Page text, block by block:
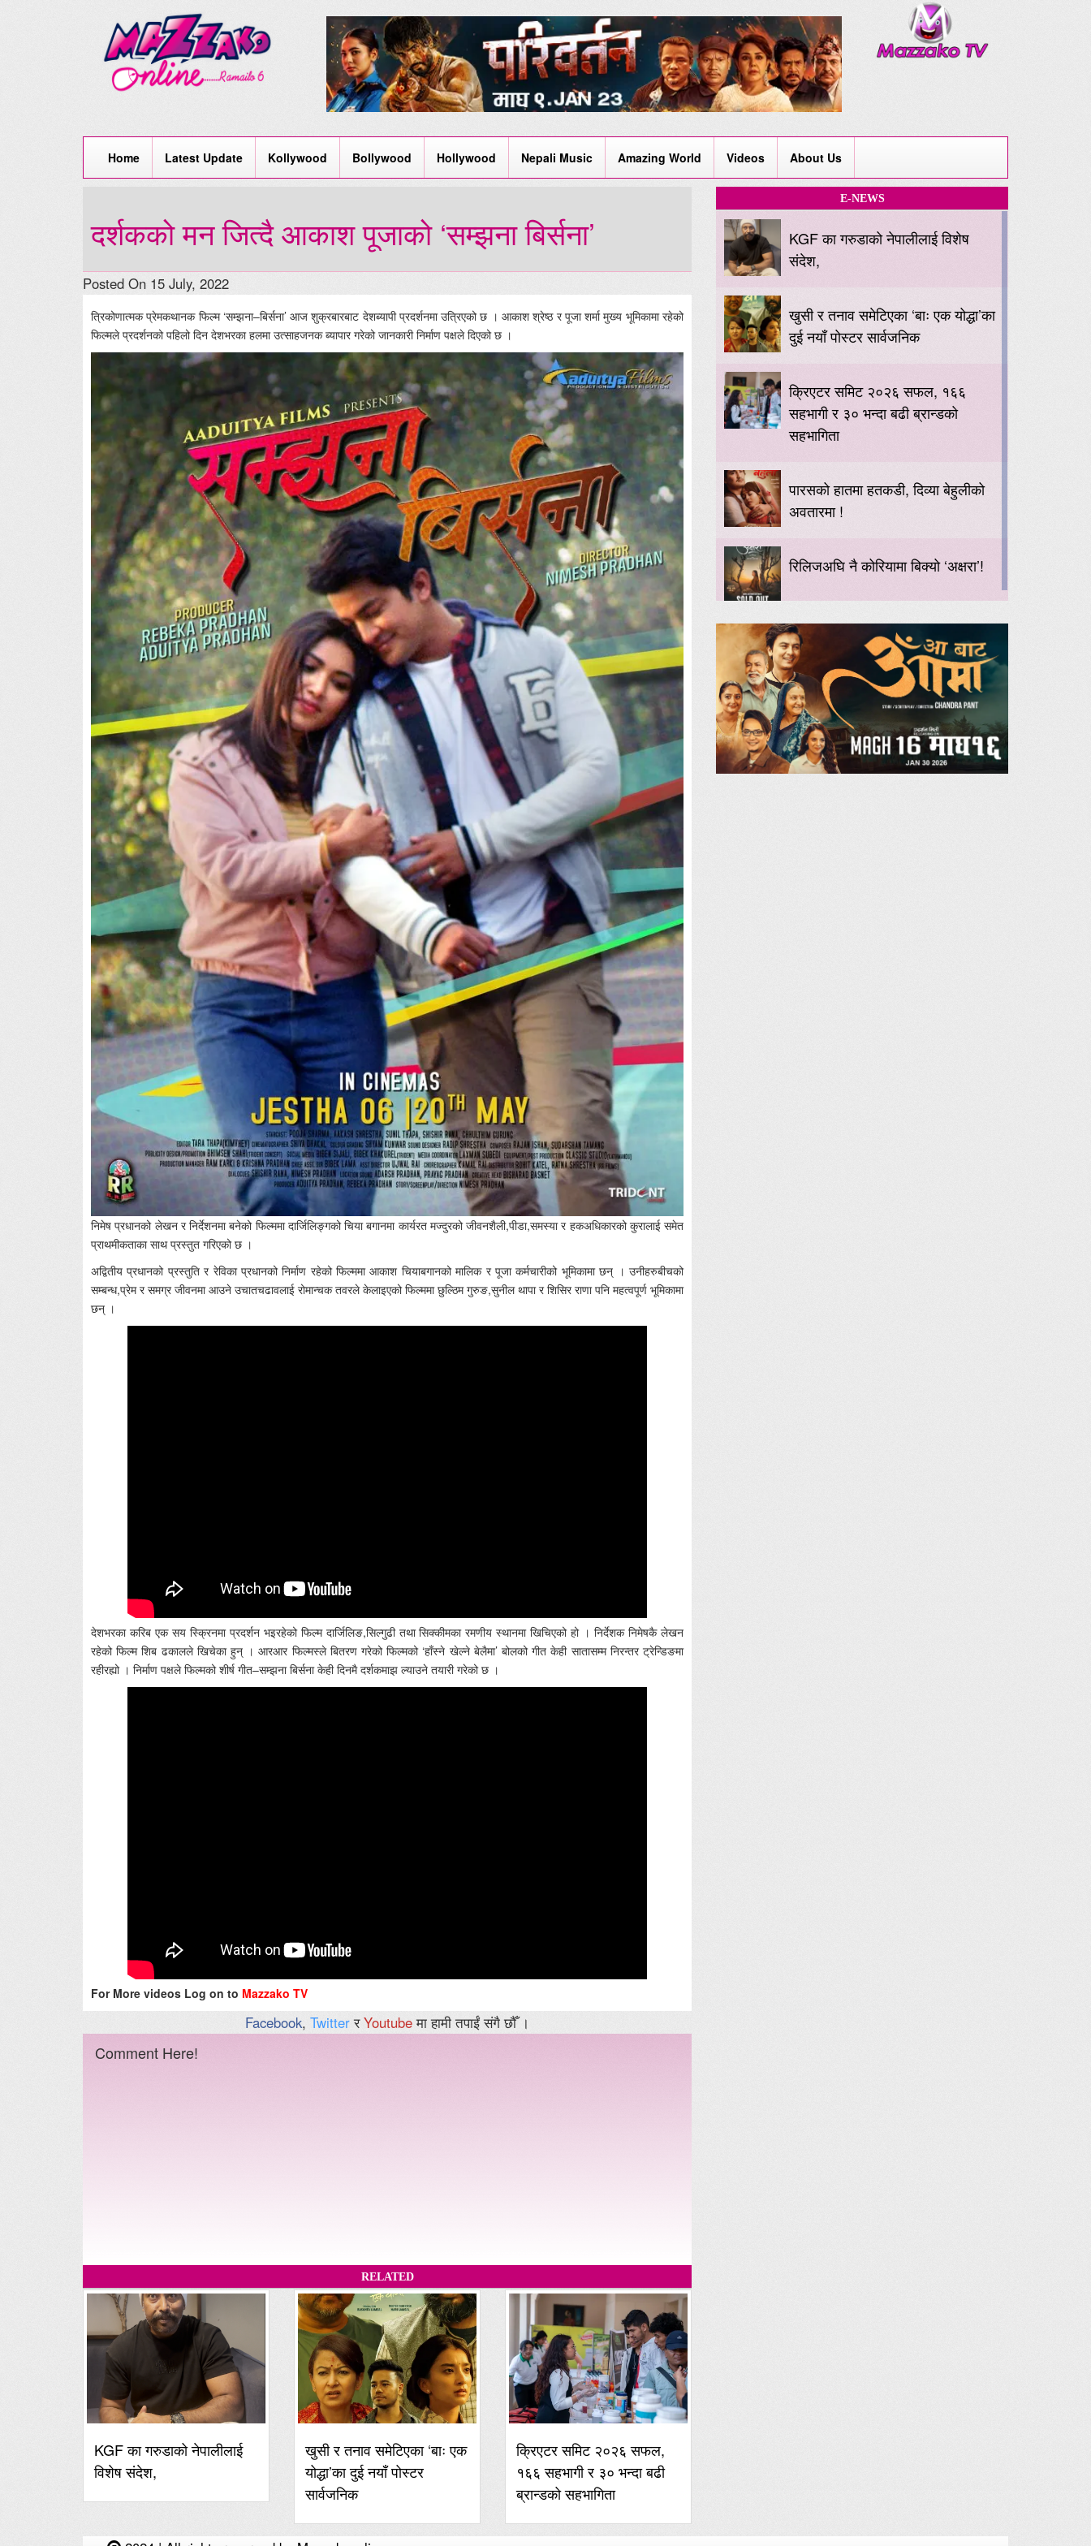
Home Latest Update Kollywood Bollywood Hollywood Nepali Music Amazing World Videos About Us
दर्शकको मन जित्दै आकाश पूजाको ‘सम्झना बिर्सना’
Posted On 15 July, 2022
त्रिकोणात्मक प्रेमकथानक फिल्म ‘सम्झना–बिर्सना’ आज शुक्रबारबाट देशब्यापी प्रदर्शनमा उत्रिएको छ । आकाश श्रेष्ठ र पूजा शर्मा मुख्य भूमिकामा रहेको
फिल्मले प्रदर्शनको पहिलो दिन देशभरका हलमा उत्साहजनक ब्यापार गरेको जानकारी निर्माण पक्षले दिएको छ ।
निमेष प्रधानको लेखन र निर्देशनमा बनेको फिल्ममा दार्जिलिङ्गको चिया बगानमा कार्यरत मज्दुरको जीवनशैली,पीडा,समस्या र हकअधिकारको कुरालाई समेत
प्राथमीकताका साथ प्रस्तुत गरिएको छ ।
अद्वितीय प्रधानको प्रस्तुति र रेविका प्रधानको निर्माण रहेको फिल्ममा आकाश चियाबगानको मालिक र पूजा कर्मचारीको भूमिकामा छन् । उनीहरुबीचको
सम्बन्ध,प्रेम र समग्र जीवनमा आउने उचातचढावलाई रोमान्चक तवरले केलाइएको फिल्ममा छुल्ठिम गुरुङ,सुनील थापा र शिसिर राणा पनि महत्वपूर्ण भूमिकामा
छन् ।
देशभरका करिब एक सय स्क्रिनमा प्रदर्शन भइरहेको फिल्म दार्जिलिङ,सिल्गुढी तथा सिक्कीमका रमणीय स्थानमा खिचिएको हो । निर्देशक निमेषकै लेखन
रहेको फिल्म शिब ढकालले खिचेका हुन् । आरआर फिल्मस्ले बितरण गरेको फिल्मको ‘हाँस्ने खेल्ने बेलैमा’ बोलको गीत केही सातासम्म निरन्तर ट्रेन्डिङमा
रहीरह्यो । निर्माण पक्षले फिल्मको शीर्ष गीत–सम्झना बिर्सना केही दिनमै दर्शकमाझ ल्याउने तयारी गरेको छ ।
For More videos Log on to Mazzako TV
Facebook, TwitterरYoutubeमा हामी तपाईं संगै छौँ ।
Comment Here!
RELATED
KGF का गरुडाको नेपालीलाई
विशेष संदेश,
खुसी र तनाव समेटिएका ‘बाः एक
योद्धा’का दुई नयाँ पोस्टर
सार्वजनिक
क्रिएटर समिट २०२६ सफल,
१६६ सहभागी र ३० भन्दा बढी
ब्रान्डको सहभागिता
E-NEWS
KGF का गरुडाको नेपालीलाई विशेष
संदेश,
खुसी र तनाव समेटिएका ‘बाः एक योद्धा’का
दुई नयाँ पोस्टर सार्वजनिक
क्रिएटर समिट २०२६ सफल, १६६
सहभागी र ३० भन्दा बढी ब्रान्डको
सहभागिता
पारसको हातमा हतकडी, दिव्या बेहुलीको
अवतारमा !
रिलिजअघि नै कोरियामा बिक्यो ‘अक्षरा’!